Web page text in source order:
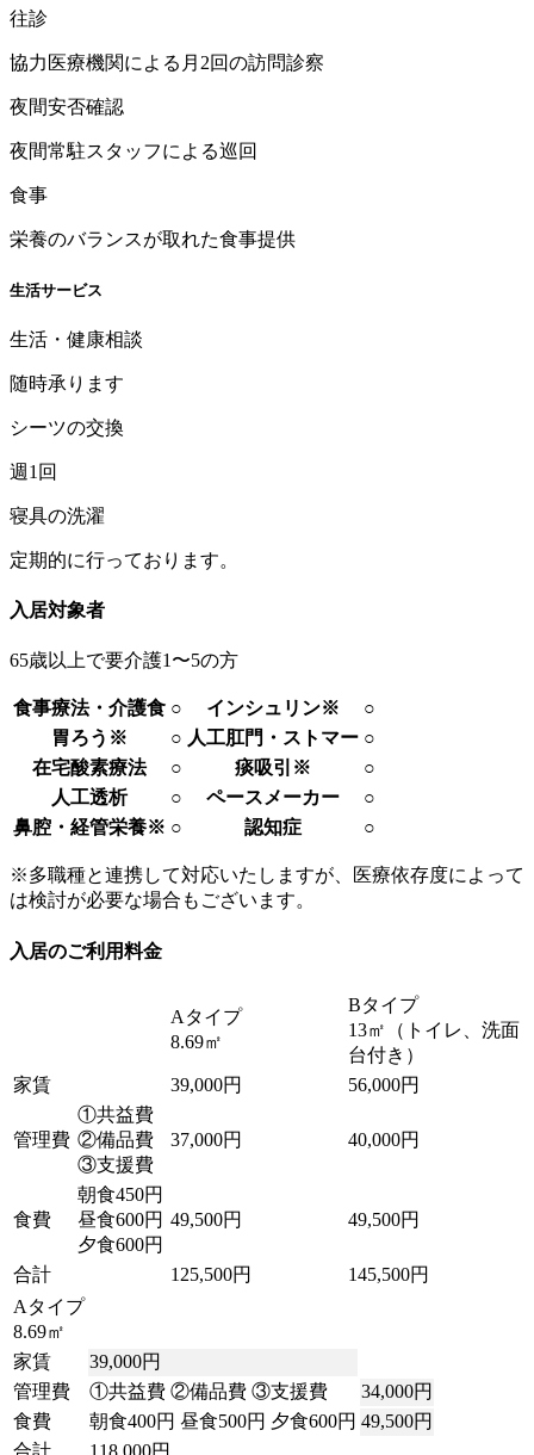
往診
協力医療機関による月2回の訪問診察
夜間安否確認
夜間常駐スタッフによる巡回
食事
栄養のバランスが取れた食事提供
生活サービス
生活・健康相談
随時承ります
シーツの交換
週1回
寝具の洗濯
定期的に行っております。
入居対象者
65歳以上で要介護1〜5の方
食事療法・介護食 ○ インシュリン※
○
胃ろう ※ ○ 人工肛門・ストマー ○
在宅酸素療法
○ 痰吸引 ※
○
人工透析
○ ペースメーカー
○
鼻腔・経管栄養※ ○ 認知症 ○
※多職種と連携して対応いたしますが、医療依存度によって
は検討が必要な場合もございます。
入居のご利用料金
Aタイプ
8.69㎡
Bタイプ
13㎡（トイレ、洗面
台付き）
家賃
39,000円 56,000円
管理費
①共益費
②備品費
③支援費
37,000円 40,000円
食費
朝食450円
昼食600円
夕食600円
49,500円 49,500円
合計 125,500円
145,500円
Aタイプ
8.69㎡
家賃
39,000円
管理費
①共益費 ②備品費 ③支援費
34,000円
食費
朝食400円 昼食500円 夕食600円 49,500円
合計
118,000円